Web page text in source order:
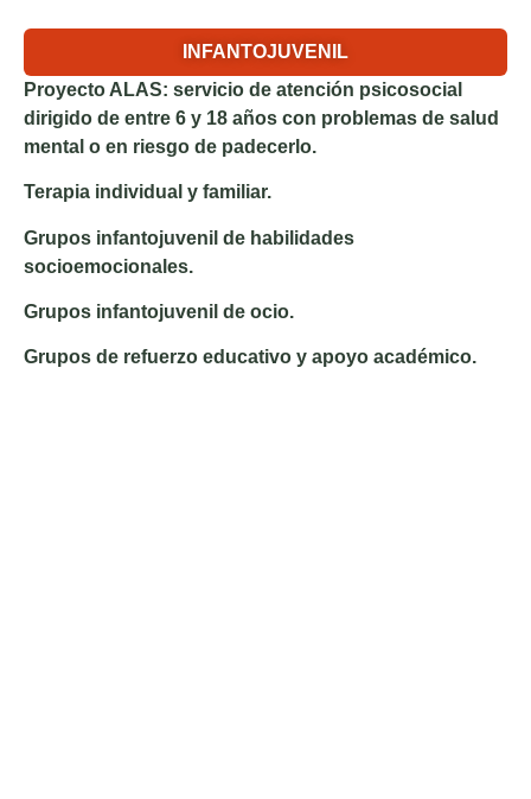
INFANTOJUVENIL
Proyecto ALAS: servicio de atención psicosocial
dirigido de entre 6 y 18 años con problemas de salud
mental o en riesgo de padecerlo.
Terapia individual y familiar.
Grupos infantojuvenil de habilidades
socioemocionales.
Grupos infantojuvenil de ocio.
Grupos de refuerzo educativo y apoyo académico.